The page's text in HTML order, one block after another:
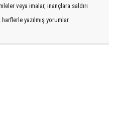
veya imalar, inançlara saldırı
yazılmış yorumlar